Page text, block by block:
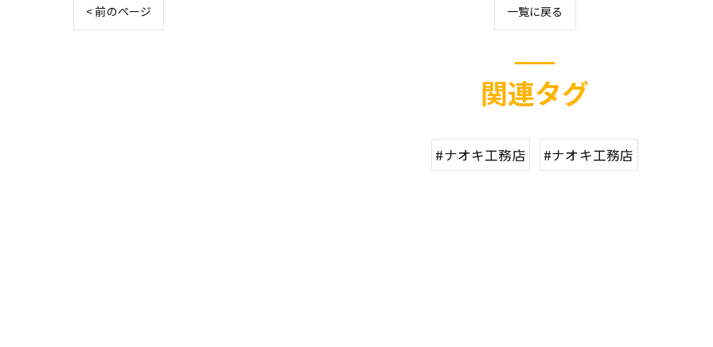
< 前のページ 一覧に戻る
関連タグ
#ナオキ工務店 #ナオキ工務店